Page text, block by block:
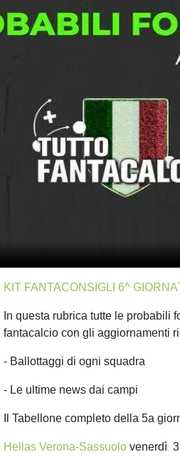
KIT FANTACONSIGLI 6^
In questa rubrica tutte le probabili
fantacalcio con gli aggiornamenti
- Ballottaggi di ogni squadra
- Le ultime news dai campi
Il Tabellone completo della 5a
Hellas Verona-Sassuolovenerdì 3